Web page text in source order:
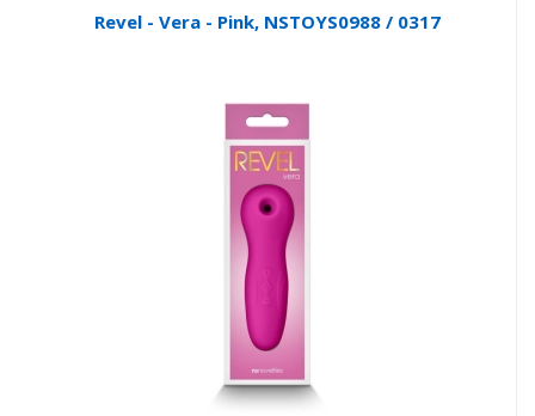
Revel - Vera - Pink, NSTOYS0988 / 0317